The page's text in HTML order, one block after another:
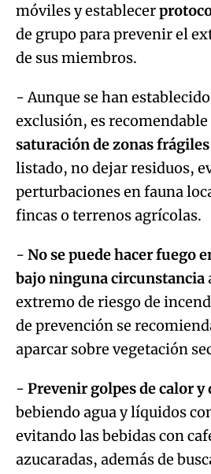
móviles y establecer
de grupo para prevenir el
de sus miembros.
- Aunque se han
exclusión, es recomendable
saturación de zonas frágiles
listado, no dejar residuos,
perturbaciones en fauna
fincas o terrenos agrícolas.
- No se puede hacer fuego
bajo ninguna circunstancia
extremo de riesgo de
de prevención se
aparcar sobre vegetación
- Prevenir golpes de calor
bebiendo agua y líquidos
evitando las bebidas con
azucaradas, además de